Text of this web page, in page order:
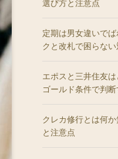
選び方と注意点
定期は男女違いで
クと改札で困らな
エポスと三井住友
ゴールド条件で判断
クレカ修行とは何
と注意点